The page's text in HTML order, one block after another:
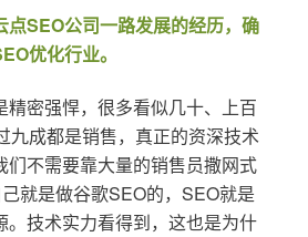
点SEO公司一路发展的经历，确
优化行业。
精密强悍，很多看似几十、上百
九成都是销售，真正的资深技术
们不需要靠大量的销售员撒网式
就是做谷歌SEO的，SEO就是
。技术实力看得到，这也是为什